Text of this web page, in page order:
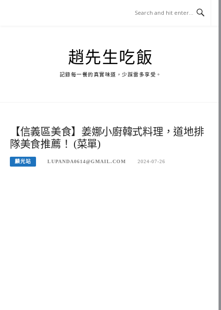
趙先生吃飯
記錄每一餐的真實味道，少踩雷多享受。
【信義區美食】姜娜小廚韓式料理，道地排
隊美食推薦！ (菜單)
麟光站 LUPANDA0614@GMAIL.COM 2024-07-26